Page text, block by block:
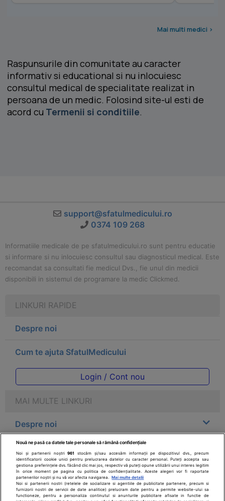
Mai multi medici >
Raspunsurile din comunitate au caracter
informativ si educational si nu inlocuiesc
consultul medical de specialitate realizat in
persoana de un medic. Folosind site-ul esti de
acord cu Termenii si conditiile.
support@sfatulmedicului.ro
0374 109 268
Informatiile medicale de pe sfatulmedicului.ro sunt pentru educatie
si informare si nu inlocuiesc consultul sau diagnosticul medical. Este
recomandat sa consultati fie medicul Dvs., fie unul din medicii
disponibili in sistemul de programare la medic Clickmed.
LINKURI RAPIDE
Despre noi
Cum te ajuta SfatulMedicului
Login / Cont nou
MAI MULTE LINKURI
Despre noi
Legal
Drepturile consumatorului
Parteneri
Nouă ne pasă ca datele tale personale să rămână confidențiale
Noi și partenerii noștri961
stocăm și/sau accesăm informații pe dispozitivul dvs., precum
identificatorii cookie unici pentru prelucrarea datelor cu caracter personal. Puteți accepta sau
gestiona preferințele dvs. făcând clic mai jos, respectiv vă puteți opune utilizării unui interes legitim
în orice moment pe pagina cu politica de confidențialitate. Aceste alegeri vor fi raportate
partenerilor noștri și nu vă vor afecta navigarea.
Mai multe detalii
Noi si partenerii nostri (retelele de socializare si agentiile de publicitate partenere, precum si
furnizorii nostri de servicii de date analitice) prelucram date pentru a permite website-ului sa
functioneze, pentru a personaliza continutul si anunturile publicitare afisate in functie de